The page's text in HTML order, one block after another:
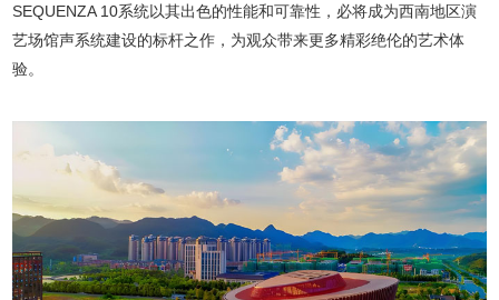
SEQUENZA 10系统以其出色的性能和可靠性，必将成为西南地区演
艺场馆声系统建设的标杆之作，为观众带来更多精彩绝伦的艺术体
验。